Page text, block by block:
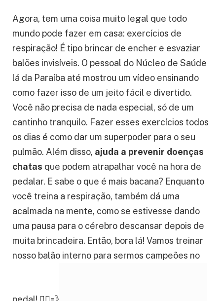
Agora, tem uma coisa muito legal que todo
mundo pode fazer em casa: exercícios de
respiração! É tipo brincar de encher e esvaziar
balões invisíveis. O pessoal do Núcleo de Saúde
lá da Paraíba até mostrou um vídeo ensinando
como fazer isso de um jeito fácil e divertido.
Você não precisa de nada especial, só de um
cantinho tranquilo. Fazer esses exercícios todos
os dias é como dar um superpoder para o seu
pulmão. Além disso, ajuda a prevenir doenças
chatas que podem atrapalhar você na hora de
pedalar. E sabe o que é mais bacana? Enquanto
você treina a respiração, também dá uma
acalmada na mente, como se estivesse dando
uma pausa para o cérebro descansar depois de
muita brincadeira. Então, bora lá! Vamos treinar
nosso balão interno para sermos campeões no